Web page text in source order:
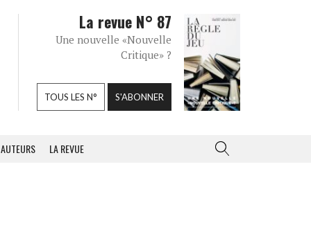
La revue N° 87
Une nouvelle «Nouvelle
Critique» ?
TOUS LES N° S'ABONNER
AUTEURS LA REVUE